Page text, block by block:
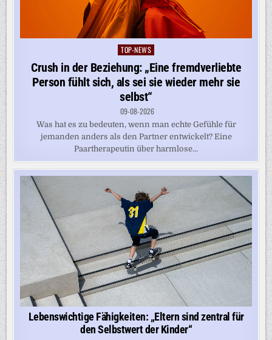
Posted
in
TOP-NEWS
Crush in der Beziehung: „Eine fremdverliebte
Person fühlt sich, als sei sie wieder mehr sie
selbst“
09-08-2026
Was hat es zu bedeuten, wenn man echte Gefühle für
jemanden anders als den Partner entwickelt? Eine
Paartherapeutin über harmlose...
Lebenswichtige Fähigkeiten: „Eltern sind zentral für
den Selbstwert der Kinder“